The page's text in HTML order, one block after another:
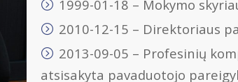
1999-01-18 – Mokymo
2010-12-15 – Direktoriaus
2013-09-05 – Profesinių
atsisakyta pavaduotojo